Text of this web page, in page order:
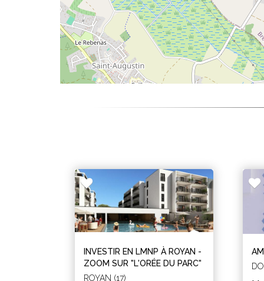
INVESTIR EN LMNP À ROYAN -
ZOOM SUR "L'ORÉE DU PARC"
ROYAN (17)